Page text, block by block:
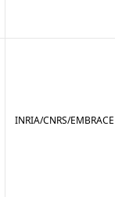
INRIA/CNRS/EMBRACE